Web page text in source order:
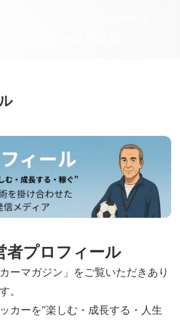
者プロフィール
ーマガジン」をご覧いただきあり
。
カーを“楽しむ・成長する・人生